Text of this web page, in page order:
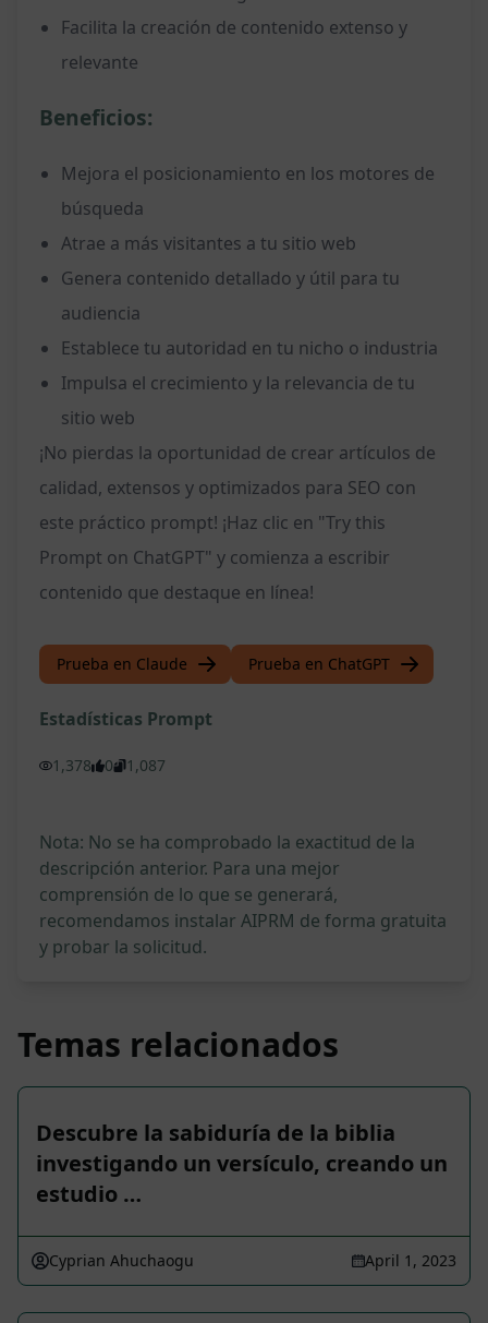
Facilita la creación de contenido extenso y
relevante
Beneficios:
Mejora el posicionamiento en los motores de
búsqueda
Atrae a más visitantes a tu sitio web
Genera contenido detallado y útil para tu
audiencia
Establece tu autoridad en tu nicho o industria
Impulsa el crecimiento y la relevancia de tu
sitio web
¡No pierdas la oportunidad de crear artículos de
calidad, extensos y optimizados para SEO con
este práctico prompt! ¡Haz clic en "Try this
Prompt on ChatGPT" y comienza a escribir
contenido que destaque en línea!
Prueba en Claude Prueba en ChatGPT
Estadísticas Prompt
1,378 0 1,087
Nota: No se ha comprobado la exactitud de la
descripción anterior. Para una mejor
comprensión de lo que se generará,
recomendamos instalar AIPRM de forma gratuita
y probar la solicitud.
Temas relacionados
Descubre la sabiduría de la biblia
investigando un versículo, creando un
estudio …
Cyprian Ahuchaogu April 1, 2023